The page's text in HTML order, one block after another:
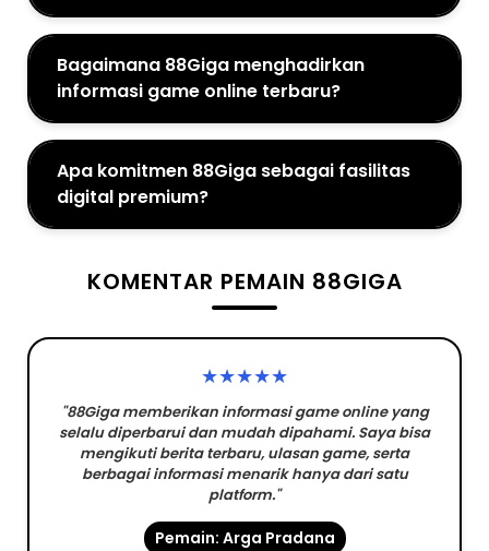
Bagaimana 88Giga menghadirkan
informasi game online terbaru?
Apa komitmen 88Giga sebagai fasilitas
digital premium?
KOMENTAR PEMAIN 88GIGA
★★★★★
"88Giga memberikan informasi game online yang
selalu diperbarui dan mudah dipahami. Saya bisa
mengikuti berita terbaru, ulasan game, serta
berbagai informasi menarik hanya dari satu
platform."
Pemain: Arga Pradana